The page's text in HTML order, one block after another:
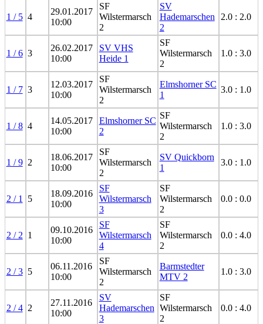
1 / 5 4
29.01.2017
10:00
SF
Wilstermarsch
2
SV
Hademarschen
2
2.0 : 2.0
1 / 6 3
26.02.2017
10:00
SV VHS
Heide 1
SF
Wilstermarsch
2
1.0 : 3.0
1 / 7 3
12.03.2017
10:00
SF
Wilstermarsch
2
Elmshorner SC
1
3.0 : 1.0
1 / 8 4
14.05.2017
10:00
Elmshorner SC
2
SF
Wilstermarsch
2
1.0 : 3.0
1 / 9 2
18.06.2017
10:00
SF
Wilstermarsch
2
SV Quickborn
1
3.0 : 1.0
2 / 1 5
18.09.2016
10:00
SF
Wilstermarsch
3
SF
Wilstermarsch
2
0.0 : 0.0
2 / 2 1
09.10.2016
10:00
SF
Wilstermarsch
4
SF
Wilstermarsch
2
0.0 : 4.0
2 / 3 5
06.11.2016
10:00
SF
Wilstermarsch
2
Barmstedter
MTV 2
1.0 : 3.0
2 / 4 2
27.11.2016
10:00
SV
Hademarschen
3
SF
Wilstermarsch
2
0.0 : 4.0